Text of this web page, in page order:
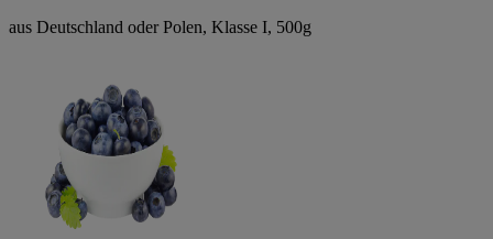
aus Deutschland oder Polen, Klasse I, 500g